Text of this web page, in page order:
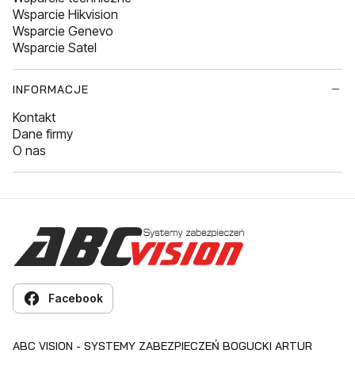
Wsparcie Hikvision
Wsparcie Genevo
Wsparcie Satel
INFORMACJE
Kontakt
Dane firmy
O nas
Facebook
ABC VISION - SYSTEMY ZABEZPIECZEŃ BOGUCKI ARTUR